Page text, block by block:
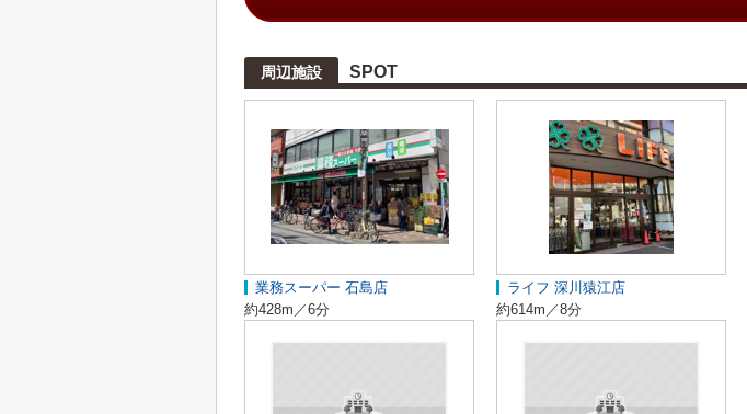
周辺施設 SPOT
業務スーパー 石島店
約428m／6分
ライフ 深川猿江店
約614m／8分